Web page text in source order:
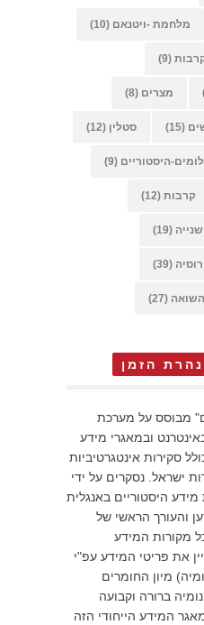
מלחמת -ויטנאם (10)
(9)
מצרים (8)
(15) סטלין (12)
היסטוריים (9)
קרבות (12)
(19)
רוסיה (39)
(27)
הזמן
מבוסס על מערכת
ובמאגרי מידע
סקירות אינטגרטיביות
ישראל. נסקרים על ידי
היסטוריים באנגלית
והעורך הראשי של
מקורות המידע
את פריטי המידע עפ"י
מיון החומרים
ברורה וקבועה
המידע הייחודי הזה